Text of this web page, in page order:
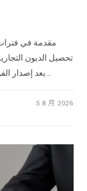
مقدمة في
تحصيل الديون
بعد إصدار الفواتير. لكن عند حدوث أزمات اقتصادية أو اضطرابات…
5 8 月 2026